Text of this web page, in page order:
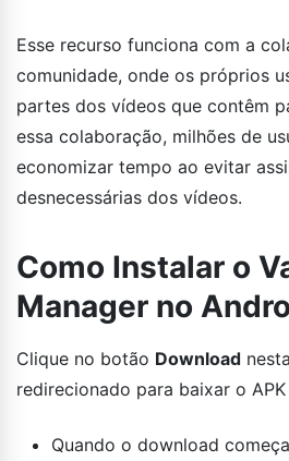
Esse recurso funciona com a
comunidade, onde os próprios
partes dos vídeos que contêm
essa colaboração, milhões de
economizar tempo ao evitar
desnecessárias dos vídeos.
Como Instalar o
Manager no
Clique no botão Download
redirecionado para baixar o
Quando o download